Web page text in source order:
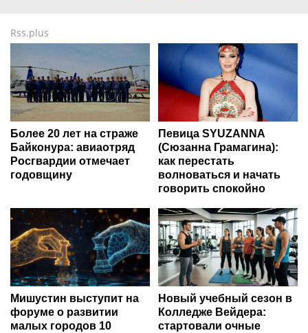
Rss.plus
Более 20 лет на страже
Байконура: авиаотряд
Росгвардии отмечает
годовщину
Певица SYUZANNA
(Сюзанна Грамагина):
как перестать
волноваться и начать
говорить спокойно
Мишустин выступит на
форуме о развитии
малых городов 10
Новый учебный сезон в
Колледже Вейдера:
стартовали очные